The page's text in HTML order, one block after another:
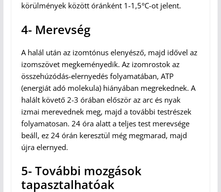
körülmények között óránként 1-1,5°C-ot jelent.
4- Merevség
A halál után az izomtónus elenyésző, majd idővel az
izomszövet megkeményedik. Az izomrostok az
összehúzódás-elernyedés folyamatában, ATP
(energiát adó molekula) hiányában megrekednek. A
halált követő 2-3 órában először az arc és nyak
izmai merevednek meg, majd a további testrészek
folyamatosan. 24 óra alatt a teljes test merevsége
beáll, ez 24 órán keresztül még megmarad, majd
újra elernyed.
5- További mozgások
tapasztalhatóak